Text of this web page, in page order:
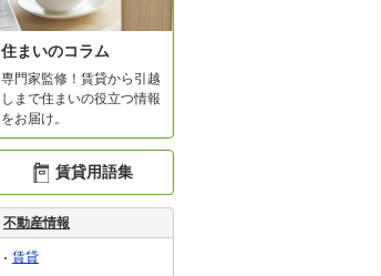
住まいのコラム
専門家監修！賃貸から引越
しまで住まいの役立つ情報
をお届け。
賃貸用語集
不動産情報
賃貸